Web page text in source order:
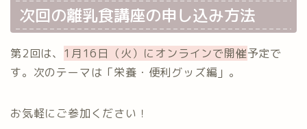
次回の離乳食講座の申し込み方法
第2回は、 1月16日（火）にオンラインで開催予定で
す。次のテーマは「栄養・便利グッズ編」。
お気軽にご参加ください！